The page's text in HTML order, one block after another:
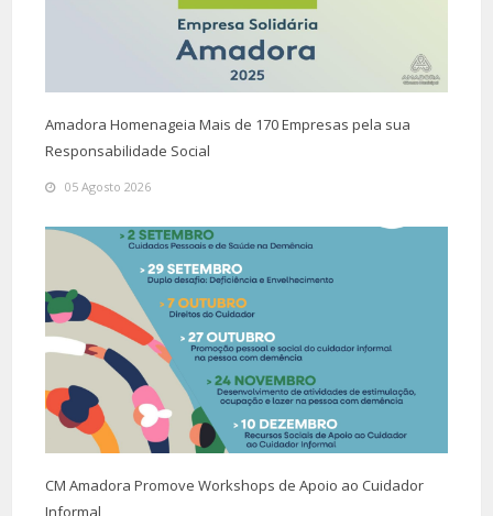
Amadora Homenageia Mais de 170 Empresas pela sua
Responsabilidade Social
05 Agosto 2026
CM Amadora Promove Workshops de Apoio ao Cuidador
Informal